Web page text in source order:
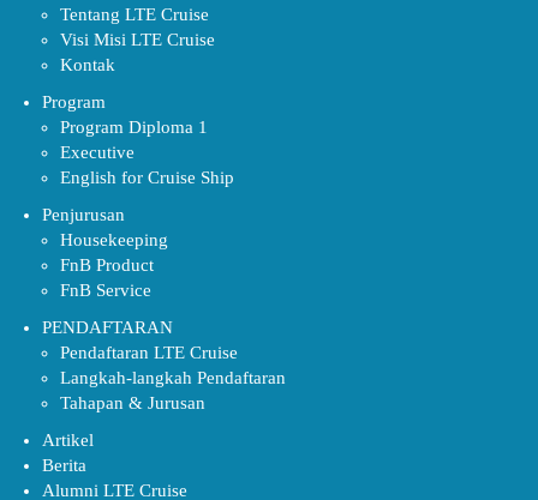
Tentang LTE Cruise
Visi Misi LTE Cruise
Kontak
Program
Program Diploma 1
Executive
English for Cruise Ship
Penjurusan
Housekeeping
FnB Product
FnB Service
PENDAFTARAN
Pendaftaran LTE Cruise
Langkah-langkah Pendaftaran
Tahapan & Jurusan
Artikel
Berita
Alumni LTE Cruise